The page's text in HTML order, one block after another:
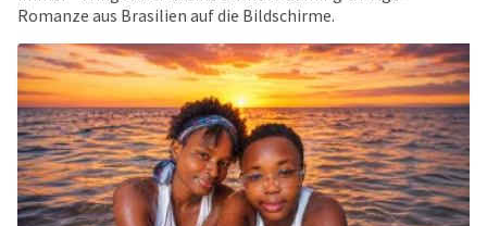
Romanze aus Brasilien auf die Bildschirme.